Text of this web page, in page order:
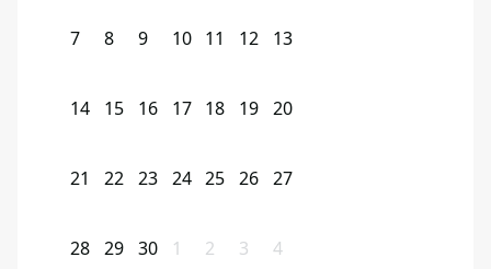
7 8 9 10 11 12 13
14 15 16 17 18 19 20
21 22 23 24 25 26 27
28 29 30 1 2 3 4